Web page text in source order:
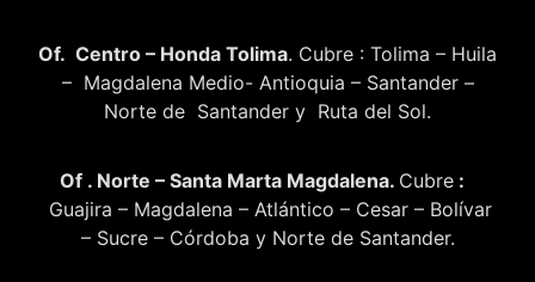
Of. Centro – Honda Tolima. Cubre : Tolima – Huila
– Magdalena Medio- Antioquia – Santander –
Norte de Santander y Ruta del Sol.
Of . Norte – Santa Marta Magdalena. Cubre :
Guajira – Magdalena – Atlántico – Cesar – Bolívar
– Sucre – Córdoba y Norte de Santander.